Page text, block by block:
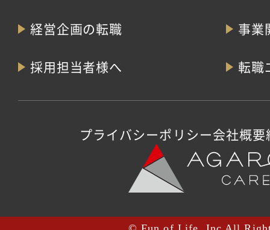
経営企画の転職 事業
採用担当者様へ 転職
プライバシーポリシー会社概要